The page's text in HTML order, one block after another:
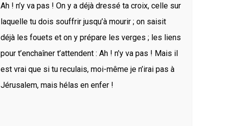
Ah ! n’y va pas ! On y a déjà dressé ta croix, celle sur
laquelle tu dois souffrir jusqu’à mourir ; on saisit
déjà les fouets et on y prépare les verges ; les liens
pour t’enchaîner t’attendent : Ah ! n’y va pas ! Mais il
est vrai que si tu reculais, moi-même je n’irai pas à
Jérusalem, mais hélas en enfer !